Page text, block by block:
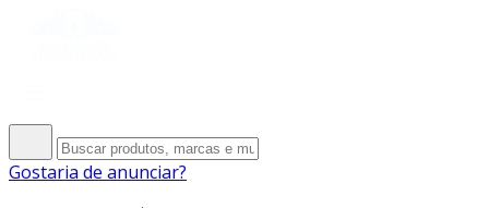
Gostaria de anunciar?